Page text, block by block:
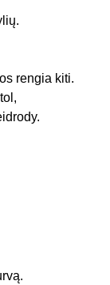
rengia kiti.